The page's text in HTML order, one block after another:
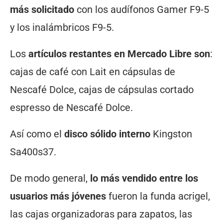
más solicitado con los audífonos Gamer F9-5
y los inalámbricos F9-5.
Los artículos restantes en Mercado Libre son:
cajas de café con Lait en cápsulas de
Nescafé Dolce, cajas de cápsulas cortado
espresso de Nescafé Dolce.
Así como el disco sólido interno Kingston
Sa400s37.
De modo general, lo más vendido entre los
usuarios más jóvenes fueron la funda acrigel,
las cajas organizadoras para zapatos, las